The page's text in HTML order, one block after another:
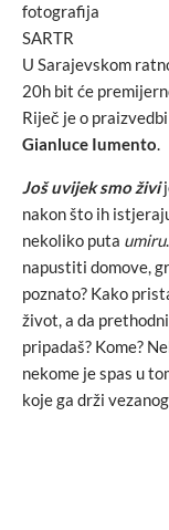
fotografija
SARTR
U Sarajevskom
20h bit će
Riječ je o
Gianluce Iumento.
Još uvijek smo živi
nakon što ih
nekoliko puta umiru
napustiti domove,
poznato? Kako
život, a da
pripadaš? Kome?
nekome je spas u
koje ga drži